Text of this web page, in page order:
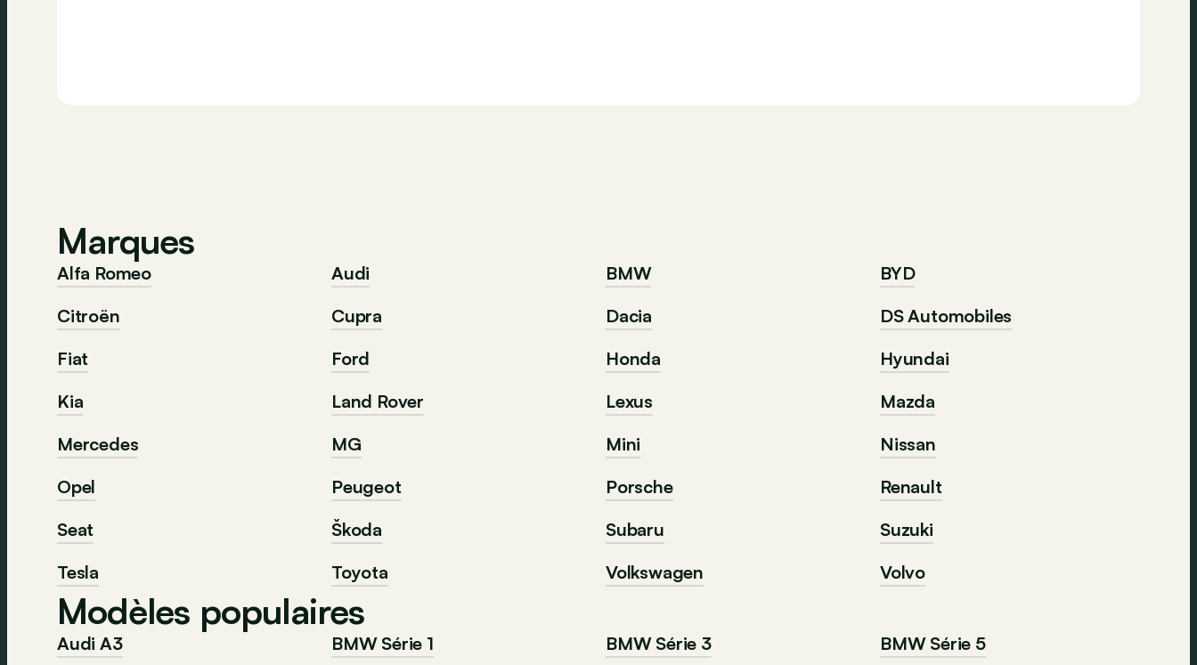
Marques
Alfa Romeo Audi BMW
BYD
Citroën
Cupra Dacia
DS Automobiles
Fiat
Ford Honda
Hyundai
Kia
Land Rover Lexus
Mazda
Mercedes
MG Mini
Nissan
Opel
Peugeot Porsche
Renault
Seat
Škoda Subaru
Suzuki
Tesla
Toyota Volkswagen Volvo
Modèles populaires
Audi A3 BMW Série 1 BMW Série 3
BMW Série 5